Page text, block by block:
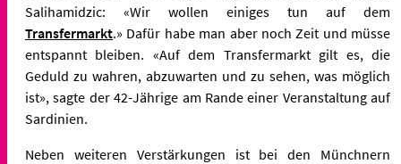
Salihamidzic: «Wir wollen einiges tun auf dem
Transfermarkt.» Dafür habe man aber noch Zeit und müsse
entspannt bleiben. «Auf dem Transfermarkt gilt es, die
Geduld zu wahren, abzuwarten und zu sehen, was möglich
ist», sagte der 42-Jährige am Rande einer Veranstaltung auf
Sardinien.
Neben weiteren Verstärkungen ist bei den Münchnern